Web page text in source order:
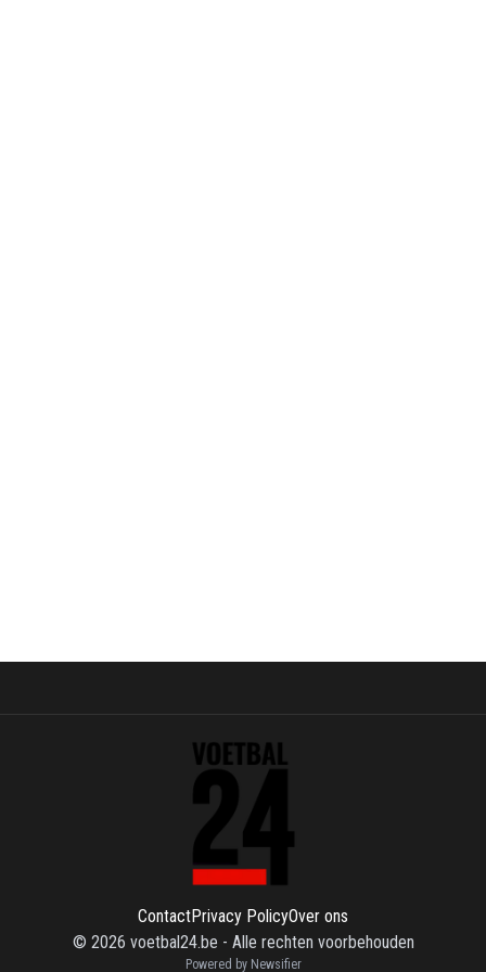
ContactPrivacy PolicyOver ons
© 2026 voetbal24.be - Alle rechten voorbehouden
Powered by Newsifier